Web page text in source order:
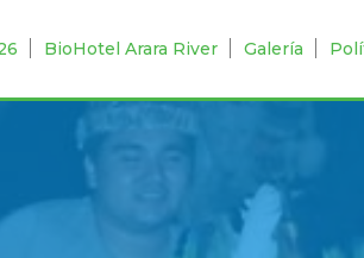
BioHotel Arara River Galería